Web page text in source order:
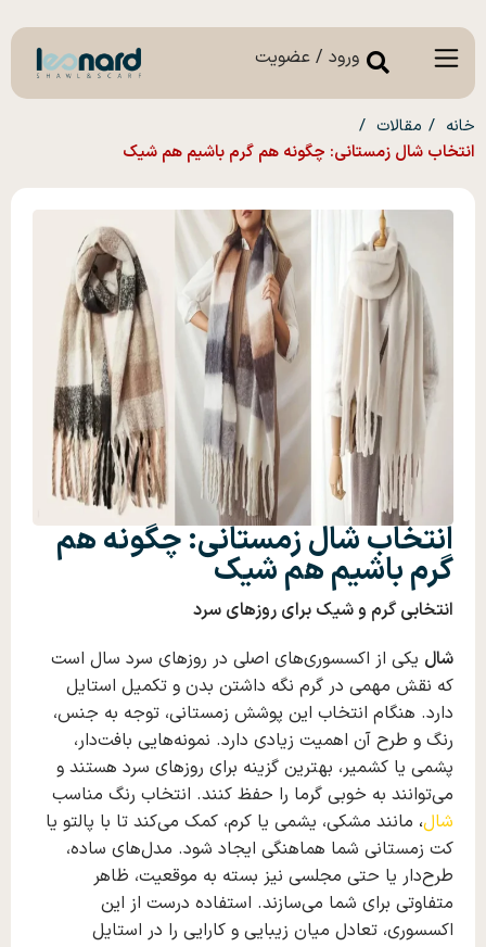
ورود / عضویت
خانه
مقالات
انتخاب شال زمستانی: چگونه هم گرم باشیم هم شیک
انتخاب شال زمستانی: چگونه هم
گرم باشیم هم شیک
انتخابی گرم و شیک برای روزهای سرد
شال یکی از اکسسوری‌های اصلی در روزهای سرد سال است
که نقش مهمی در گرم نگه‌ داشتن بدن و تکمیل استایل
دارد. هنگام انتخاب این پوشش زمستانی، توجه به جنس،
رنگ و طرح آن اهمیت زیادی دارد. نمونه‌هایی بافت‌دار،
پشمی یا کشمیر، بهترین گزینه برای روزهای سرد هستند و
می‌توانند به‌ خوبی گرما را حفظ کنند. انتخاب رنگ مناسب
شال، مانند مشکی، یشمی یا کرم، کمک می‌کند تا با پالتو یا
کت زمستانی شما هماهنگی ایجاد شود. مدل‌های ساده،
طرح‌دار یا حتی مجلسی نیز بسته به موقعیت، ظاهر
متفاوتی برای شما می‌سازند. استفاده درست از این
اکسسوری، تعادل میان زیبایی و کارایی را در استایل